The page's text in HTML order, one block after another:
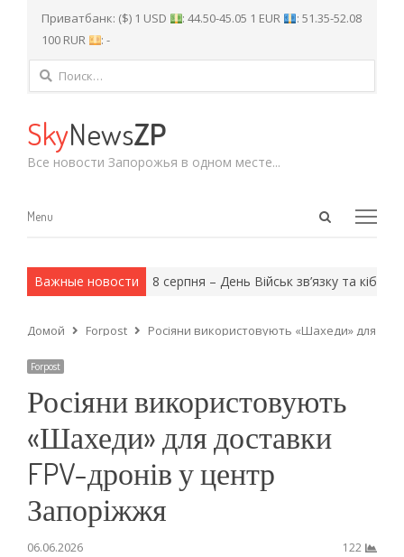
Приватбанк: ($) 1 USD : 44.50-45.05 1 EUR
: 51.35-52.08
100 RUR
: -
Найти:
SkyNewsZP
Все новости Запорожья в одном месте...
Open
Menu
Menu
Важные новости
армейские методы. 8 серпня – День Військ зв’язку та
Домой Forpost Росіяни використовують «Шахеди» для
Forpost
Росіяни використовують
«Шахеди» для доставки
FPV-дронів у центр
Запоріжжя
06.06.2026 122